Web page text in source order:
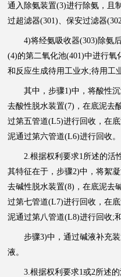
通入除氨装置(3)进行除氨，且
过超滤器(301)、保安过滤器
4)将经氨吸收器(303)除氨后
(4)的第二氧化池(401)中进行氧
和反应生成待用工业水;待用工
其中，步骤1)中，将酸性沉
去酸性脱水装置(7)，在底泥去
过第五管道(L5)进行回收，在
泥通过第六管道(L6)进行回收。
2.根据权利要求1所述的活性
其特征在于，步骤2)中，将絮
去碱性脱水装置(8)，在底泥去
过第七管道(L7)进行回收，在
泥通过第八管道(L8)进行回收;
步骤3)中，通过碱液补充装
液。
3.根据权利要求1或2所述的